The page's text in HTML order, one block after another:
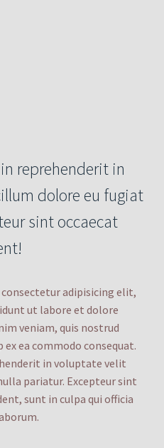
reprehenderit in
dolore eu fugiat
sint occaecat
adipisicing elit,
ut labore et dolore
veniam, quis nostrud
ea commodo consequat.
in voluptate velit
pariatur. Excepteur sint
sunt in culpa qui officia